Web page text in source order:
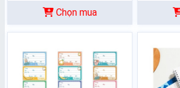
Chọn mua